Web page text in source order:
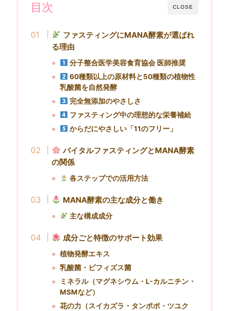
CLOSE
目次
ファスティングにMANA酵素が選ばれ
る理由
分子整合医学美容食育協会 医師推奨
60種類以上の原材料と50種類の植物性
乳酸菌を自然発酵
完全無添加のやさしさ
ファスティング中の理想的な栄養補給
からだにやさしい「11のフリー」
バイタルファスティングとMANA酵素
の関係
各ステップでの活用方法
MANA酵素の主な成分と働き
主な構成成分
成分ごと特徴のサポート効果
植物発酵エキス
乳酸菌・ビフィズス菌
ミネラル（マグネシウム ・L-カルニチン・
MSMなど）
花の力（スイカズラ・タンポポ・ツユク